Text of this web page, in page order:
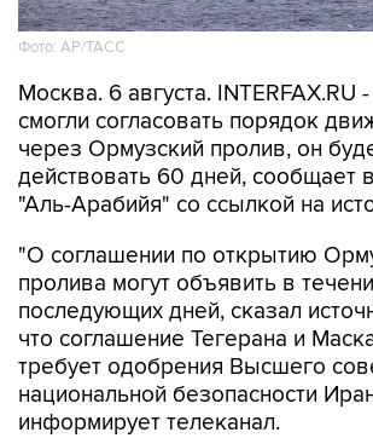
Фото: AP/ТАСС
Москва. 6 августа.
смогли согласовать порядок
через Ормузский пролив, он
действовать 60 дней, сообщает
"Аль-Арабийя" со ссылкой на
"О соглашении по открытию
пролива могут объявить в
последующих дней, сказал
что соглашение Тегерана и
требует одобрения Высшего
национальной безопасности
информирует телеканал.